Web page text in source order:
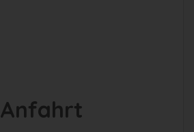
Anfahrt